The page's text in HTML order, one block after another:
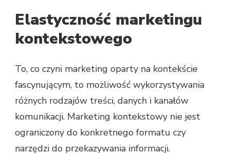
Elastyczność marketingu
kontekstowego
To, co czyni marketing oparty na kontekście
fascynującym, to możliwość wykorzystywania
różnych rodzajów treści, danych i kanałów
komunikacji. Marketing kontekstowy nie jest
ograniczony do konkretnego formatu czy
narzędzi do przekazywania informacji.